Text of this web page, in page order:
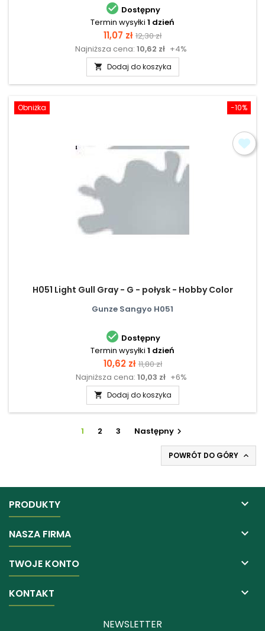
 Dostępny
Termin wysyłki 1 dzień
Cena
11,07 zł Cena
podstawowa
12,30 zł
Najniższa cena: 10,62 zł +4%
 Dodaj do koszyka
-10%
Obniżka
H051 Light Gull Gray - G - połysk - Hobby Color
Gunze Sangyo H051
 Dostępny
Termin wysyłki 1 dzień
Cena
10,62 zł Cena
podstawowa
11,80 zł
Najniższa cena: 10,03 zł +6%
 Dodaj do koszyka
1 2 3 Następny
POWRÓT DO GÓRY 
PRODUKTY 
NASZA FIRMA 
TWOJE KONTO 
KONTAKT 
NEWSLETTER